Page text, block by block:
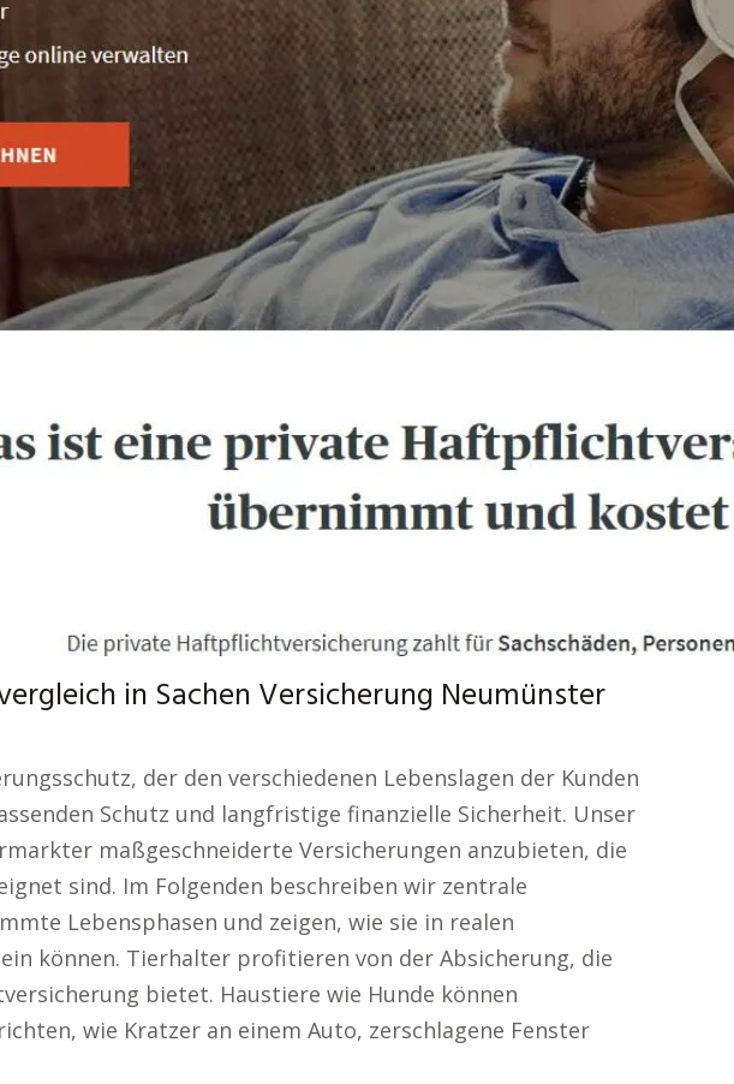
in Sachen Versicherung Neumünster
der den verschiedenen Lebenslagen der Kunden
Schutz und langfristige finanzielle Sicherheit. Unser
maßgeschneiderte Versicherungen anzubieten, die
sind. Im Folgenden beschreiben wir zentrale
Lebensphasen und zeigen, wie sie in realen
können. Tierhalter profitieren von der Absicherung, die
bietet. Haustiere wie Hunde können
wie Kratzer an einem Auto, zerschlagene Fenster